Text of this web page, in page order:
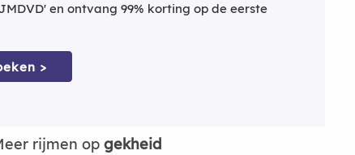
en ontvang 99% korting op de eerste
>
rijmen op gekheid